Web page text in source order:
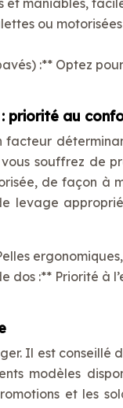
et maniables,
ou
:** Optez
priorité au
facteur
souffrez de
de façon à
levage
dos :** Priorité à
Il est
modèles
et les